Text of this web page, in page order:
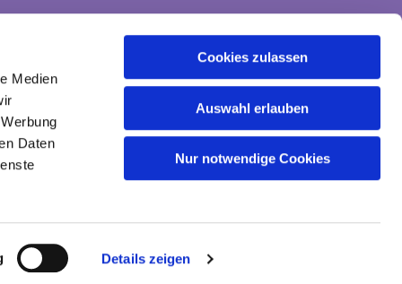
Medien
Daten
Details zeigen
Cookies zulassen
Auswahl erlauben
Nur notwendige Cookies